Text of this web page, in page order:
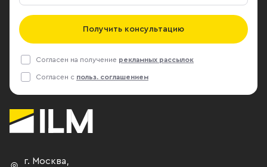
Получить консультацию
Согласен на получение рекламных рассылок
Согласен с польз. соглашением
г. Москва